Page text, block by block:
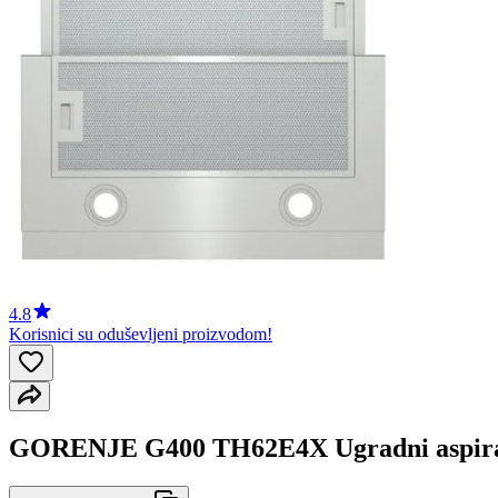
4.8
Korisnici su oduševljeni proizvodom!
GORENJE G400 TH62E4X Ugradni